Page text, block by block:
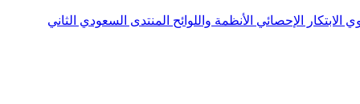
الابتكار الإحصائي الأنظمة واللوائح المنتدى السعودي الثاني